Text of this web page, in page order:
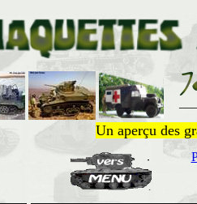
Un aperçu des